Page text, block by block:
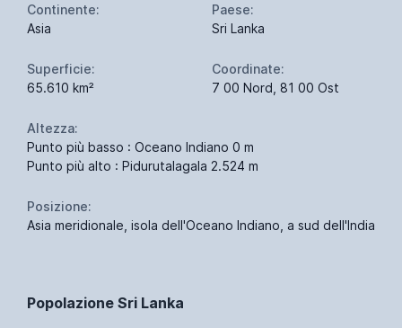
Continente:
Asia
Paese:
Sri Lanka
Superficie:
65.610 km²
Coordinate:
7 00 Nord, 81 00 Ost
Altezza:
Punto più basso : Oceano Indiano 0 m
Punto più alto : Pidurutalagala 2.524 m
Posizione:
Asia meridionale, isola dell'Oceano Indiano, a sud dell'India
Popolazione Sri Lanka